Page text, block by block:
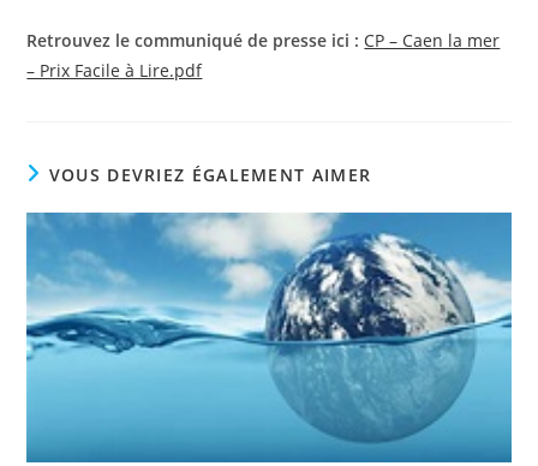
Retrouvez le communiqué de presse ici : CP – Caen la mer
– Prix Facile à Lire.pdf
VOUS DEVRIEZ ÉGALEMENT AIMER